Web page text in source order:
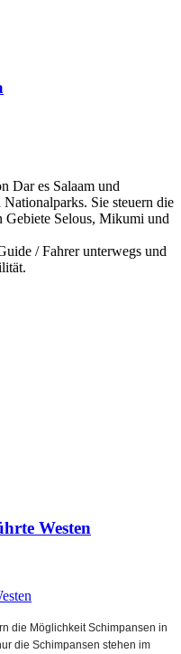
Dar es Salaam und
Sie steuern die
Gebiete Selous, Mikumi und
/ Fahrer unterwegs und
Westen
die Möglichkeit Schimpansen in
die Schimpansen stehen im